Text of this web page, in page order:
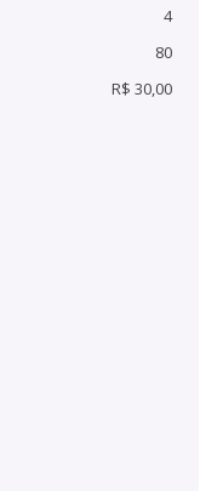
4
80
R$ 30,00